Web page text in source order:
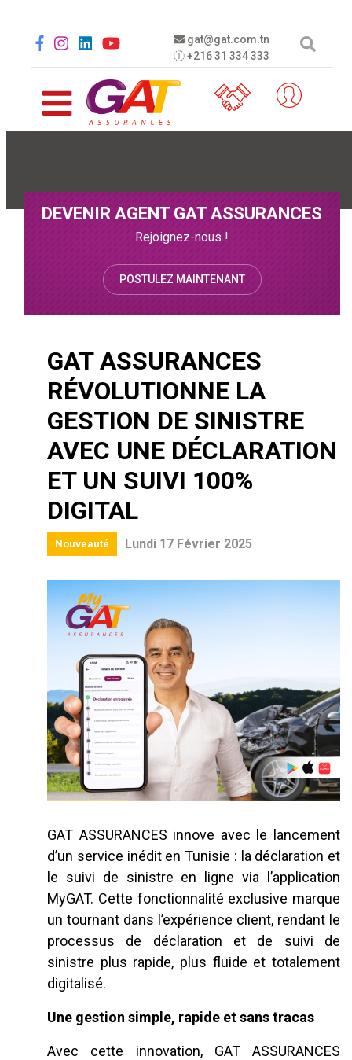
gat@gat.com.tn
+216 31 334 333
Social menu
DEVENIR AGENT GAT ASSURANCES
Rejoignez-nous !
POSTULEZ MAINTENANT
GAT ASSURANCES
RÉVOLUTIONNE LA
GESTION DE SINISTRE
AVEC UNE DÉCLARATION
ET UN SUIVI 100%
DIGITAL
Nouveauté Lundi 17 Février 2025
GAT ASSURANCES innove avec le lancement
d’un service inédit en Tunisie : la déclaration et
le suivi de sinistre en ligne via l’application
MyGAT. Cette fonctionnalité exclusive marque
un tournant dans l’expérience client, rendant le
processus de déclaration et de suivi de
sinistre plus rapide, plus fluide et totalement
digitalisé.
Une gestion simple, rapide et sans tracas
Avec cette innovation, GAT ASSURANCES